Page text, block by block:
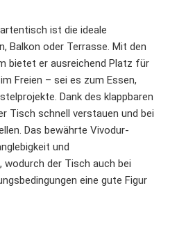
ist die ideale
Balkon oder Terrasse. Mit den
bietet er ausreichend Platz für
Freien – sei es zum Essen,
Dank des klappbaren
Tisch schnell verstauen und bei
Das bewährte Vivodur-
und
der Tisch auch bei
eine gute Figur